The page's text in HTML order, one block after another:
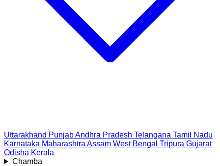
Uttarakhand PunjabAndhra Pradesh Telangana Tamil Nadu
Karnataka Maharashtra Assam West Bengal Tripura Gujarat
Odisha Kerala
Chamba